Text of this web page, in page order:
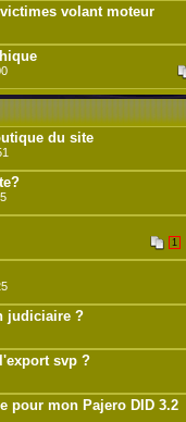
volant moteur
du site
1
judiciaire ?
svp ?
pour mon Pajero DID 3.2